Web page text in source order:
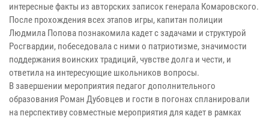
интересные факты из авторских записок генерала Комаровского.
После прохождения всех этапов игры, капитан полиции
Людмила Попова познакомила кадет с задачами и структурой
Росгвардии, побеседовала с ними о патриотизме, значимости
поддержания воинских традиций, чувстве долга и чести, и
ответила на интересующие школьников вопросы.
В завершении мероприятия педагог дополнительного
образования Роман Дубовцев и гости в погонах спланировали
на перспективу совместные мероприятия для кадет в рамках